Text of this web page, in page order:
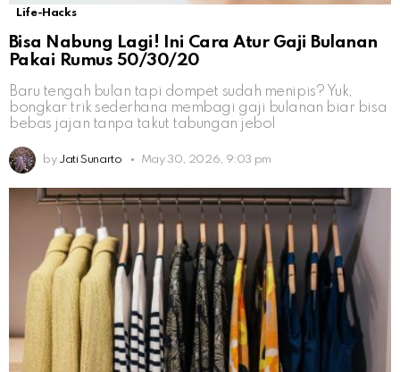
Life-Hacks
Bisa Nabung Lagi! Ini Cara Atur Gaji Bulanan
Pakai Rumus 50/30/20
Baru tengah bulan tapi dompet sudah menipis? Yuk,
bongkar trik sederhana membagi gaji bulanan biar bisa
bebas jajan tanpa takut tabungan jebol
by Jati Sunarto May 30, 2026, 9:03 pm